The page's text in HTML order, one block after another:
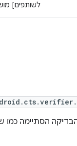
לשותפים]
הסתיימה כמו